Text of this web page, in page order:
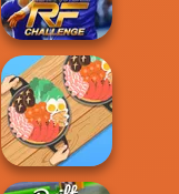
3D Solitaire
Real Football
Challenge